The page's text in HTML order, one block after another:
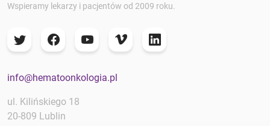
Wspieramy lekarzy i pacjentów od 2009 roku.
info@hematoonkologia.pl
ul. Kilińskiego 18
20-809 Lublin